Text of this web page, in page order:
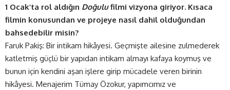
1 Ocak’ta rol aldığın Doğulu filmi vizyona giriyor. Kısaca
filmin konusundan ve projeye nasıl dahil olduğundan
bahsedebilir misin?
Faruk Pakiş: Bir intikam hikâyesi. Geçmişte ailesine zulmederek
katletmiş güçlü bir yapıdan intikam almayı kafaya koymuş ve
bunun için kendini aşan işlere girip mücadele veren birinin
hikâyesi. Menajerim Tümay Özokur, yapımcımız ve